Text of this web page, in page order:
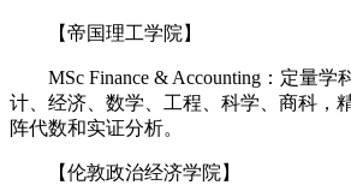
【帝国理工学院】
MSc Finance & Accounting：定量学
计、经济、数学、工程、科学、商科，
阵代数和实证分析。
【伦敦政治经济学院】